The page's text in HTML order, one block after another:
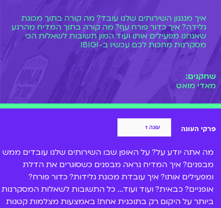
איך מנגנון השירותים שלנו עובד? מה קורה בתוך מכונת
גלידה? איך כדור פורח עף? מה קורה בתוך המדיח מהרגע
שאנחנו מפעילים אותו ועוד המון תשובות לשאלות הכי
מסקרנות מחכות לכם עכשיו ב-BIGI!
שחקנים:
מאדי מואט
פרקי העונה
מה אתה יודע על? על האופן שבו השירותים שלנו עובדים ממש
מבפנים? איך המדיח נראה מבפנים כשסוגרים את הדלת
ומפעילים אותו? איך עובדת מכונת גלידות? כדור פורח?
אופניים? כבאית? ועוד ועוד... כל התשובות לשאלות המסקרנות
ביותר על היקום רק בתוכנית אחת! באמצעות מצלמות קטנות